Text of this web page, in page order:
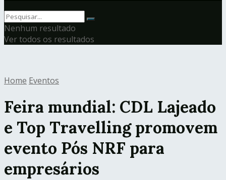
Nenhum resultado
Ver todos os resultados
Home Eventos
Feira mundial: CDL Lajeado
e Top Travelling promovem
evento Pós NRF para
empresários